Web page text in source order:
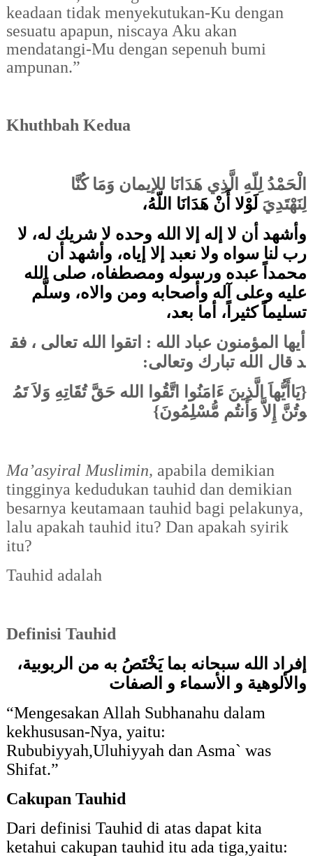
keadaan tidak menyekutukan-Ku dengan
sesuatu apapun, niscaya Aku akan
mendatangi-Mu dengan sepenuh bumi
ampunan.”
Khuthbah Kedua
الْحَمْدُ لِلّهِ الَّذِي هَدَانَا للإيمان وَمَا كُنَّا
لِنَهْتَدِيَ لَوْلا أَنْ هَدَانَا اللّهُ،
وأشهد أن لا إله إلا الله وحده لا شريك له، لا
رب لنا سواه ولا نعبد إلا إياه، وأشهد أن
محمداً عبده ورسوله ومصطفاه، صلى الله
عليه وعلى آله وأصحابه ومن والاه، وسلَّم
تسليماً كثيراً، أما بعد،
أيها المؤمنون عباد الله : اتقوا الله تعالى ، فق
د قال الله تبارك وتعالى:
{يَاأَيُّهاَ الَّذِينَ ءَامَنُوا اتَّقُوا الله حَقَّ تُقَاتِهِ وَلاَ تَمُ
وتُنَّ إِلاَّ وَأَنتُم مُّسْلِمُونَ{
Ma’asyiral Muslimin, apabila demikian
tingginya kedudukan tauhid dan demikian
besarnya keutamaan tauhid bagi pelakunya,
lalu apakah tauhid itu? Dan apakah syirik
itu?
Tauhid adalah
Definisi Tauhid
إفراد الله سبحانه بما يَخْتَصُ به من الربوبية،
والألوهية و الأسماء و الصفات
“Mengesakan Allah Subhanahu dalam
kekhususan-Nya, yaitu:
Rububiyyah,Uluhiyyah dan Asma` was
Shifat.”
Cakupan Tauhid
Dari definisi Tauhid di atas dapat kita
ketahui cakupan tauhid itu ada tiga,yaitu: